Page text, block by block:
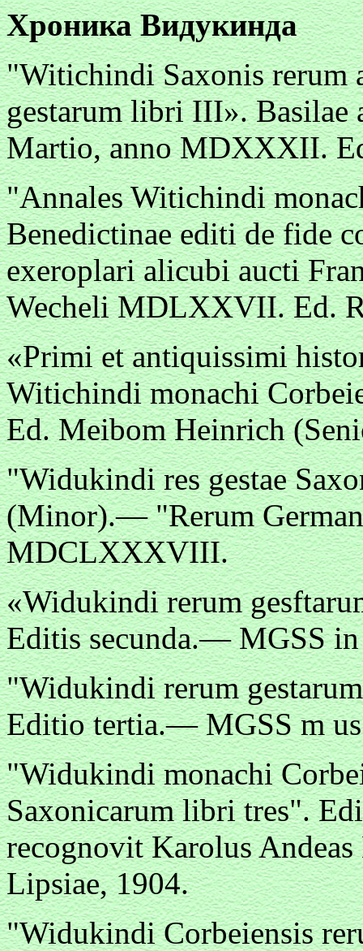
Хроника Видукинда
"Witichindi Saxonis rerum
gestarum libri III». Basilae
Martio, anno MDXXXII.
"Annales Witichindi
Benedictinae editi de fide
exeroplari alicubi aucti
Wecheli MDLXXVII. Ed.
«Primi et antiquissimi
Witichindi monachi
Ed. Meibom Heinrich
"Widukindi res gestae
(Minor).— "Rerum
MDCLXXXVIII.
«Widukindi rerum
Editis secunda.— MGSS in
"Widukindi rerum
Editio tertia.— MGSS m
"Widukindi monachi
Saxonicarum libri tres".
recognovit Karolus
Lipsiae, 1904.
"Widukindi Corbeiensis